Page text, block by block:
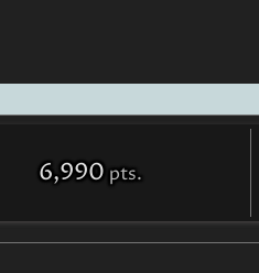
6,990 pts.